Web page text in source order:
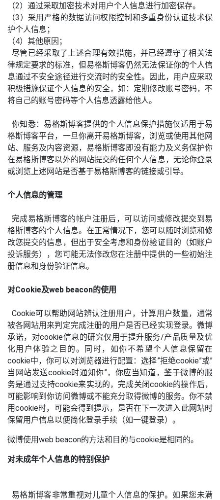
（2）通过采取加密技术对用户个人信息进行加密保存。
（3）采用严格的数据访问权限控制和多重身份认证技术保
护个人信息；
（4）其他原因；
尽管已经采取了上述合理有效措施，并已经遵守了相关法
律规定要求的标准，但易格斯博客仍然无法保证你的个人信
息通过不安全途径进行交流时的安全性。因此，用户应采取
积极措施保证个人信息的安全，如：定期修改账号密码，不
将自己的账号密码等个人信息透露给他人。
你知悉：易格斯博客提供的个人信息保护措施仅适用于易
格斯博客平台，一旦你离开易格斯博客，浏览或使用其他网
站、服务及内容资源，易格斯博客即没有能力及义务保护你
在易格斯博客以外的网站提交的任何个人信息，无论你登录
或浏览上述网站是否基于易格斯博客的链接或引导。
个人信息的管理
完成易格斯博客的帐户注册后，可以访问或修改提交到易
格斯博客的个人信息。在正常情况下，您可以随时浏览和修
改您提交的信息，但出于安全考虑和身份验证目的（如账户
投诉服务），您可能无法修改您在注册中提供的一些初始注
册信息和身份验证信息。
对Cookie及web beacon的使用
Cookie可以帮助网站辨认注册用户，计算用户数量，通常
被各网站用来判定完成注册的用户是否已经实现登录。微博
承诺，对cookie信息的研究仅用于提升服务/产品质量及优
化用户体验之目的。同时，如你不希望个人信息保留在
cookie中，你可以对浏览器进行配置：选择”拒绝cookie”或”
当网站发送cookie时通知你”，你应当知道，鉴于微博的服
务是通过支持cookie来实现的，完成关闭cookie的操作后，
可能影响到你访问微博或不能充分取得微博的服务。你不禁
用cookie时，可能会得到提示，是否在下一次进入此网站时
保留用户信息以便简化登录手续（如一键登录）。
微博使用web beacon的方法和目的与cookie是相同的。
对未成年个人信息的特别保护
易格斯博客非常重视对儿童个人信息的保护。如果您未满